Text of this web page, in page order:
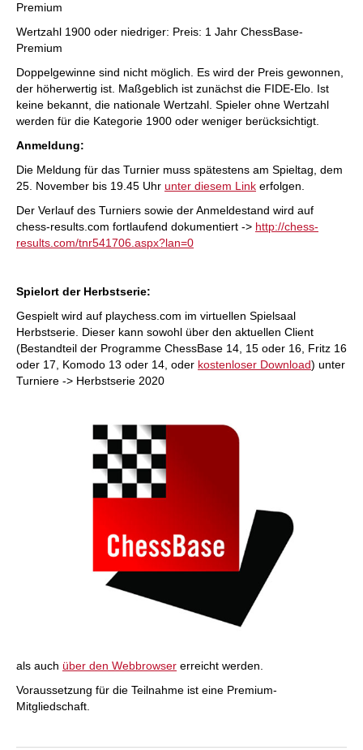
Premium
Wertzahl 1900 oder niedriger: Preis: 1 Jahr ChessBase-
Premium
Doppelgewinne sind nicht möglich. Es wird der Preis gewonnen,
der höherwertig ist. Maßgeblich ist zunächst die FIDE-Elo. Ist
keine bekannt, die nationale Wertzahl. Spieler ohne Wertzahl
werden für die Kategorie 1900 oder weniger berücksichtigt.
Anmeldung:
Die Meldung für das Turnier muss spätestens am Spieltag, dem
25. November bis 19.45 Uhr unter diesem Link erfolgen.
Der Verlauf des Turniers sowie der Anmeldestand wird auf
chess-results.com fortlaufend dokumentiert -> http://chess-
results.com/tnr541706.aspx?lan=0
Spielort der Herbstserie:
Gespielt wird auf playchess.com im virtuellen Spielsaal
Herbstserie. Dieser kann sowohl über den aktuellen Client
(Bestandteil der Programme ChessBase 14, 15 oder 16, Fritz 16
oder 17, Komodo 13 oder 14, oder kostenloser Download) unter
Turniere -> Herbstserie 2020
als auch über den Webbrowser erreicht werden.
Voraussetzung für die Teilnahme ist eine Premium-
Mitgliedschaft.